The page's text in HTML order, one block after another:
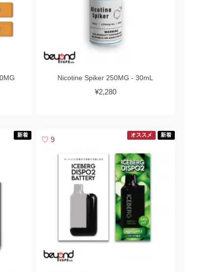
Nicotine Spiker 250MG - 30mL
¥2,280
新着 9 オススメ 新着